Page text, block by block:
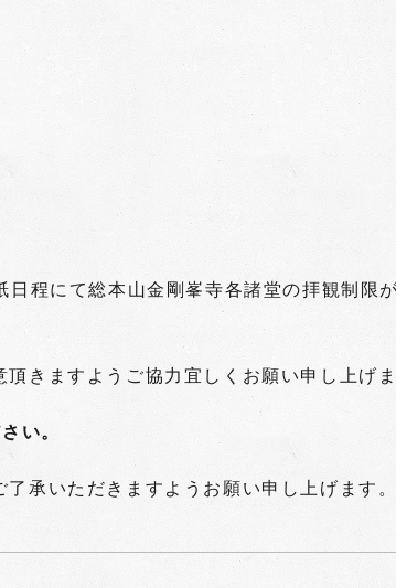
程にて総本山金剛峯寺各諸堂の拝観制限
きますようご協力宜しくお願い申し上げま
い。
承いただきますようお願い申し上げます。